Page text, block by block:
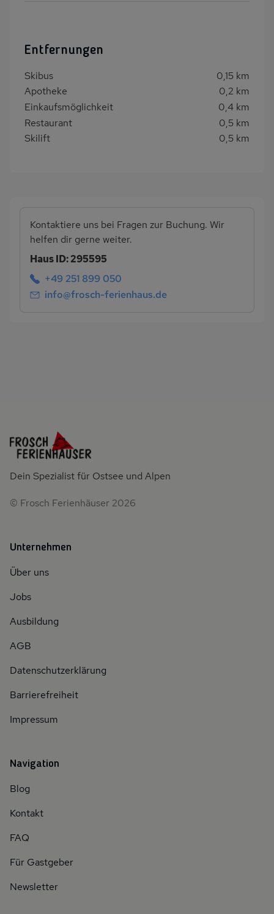
Entfernungen
Skibus
0,15 km
Apotheke
0,2 km
Einkaufsmöglichkeit
0,4 km
Restaurant
0,5 km
Skilift
0,5 km
Kontaktiere uns bei Fragen zur Buchung. Wir
helfen dir gerne weiter.
Haus ID: 295595
+49 251 899 050
info@frosch-ferienhaus.de
Dein Spezialist für Ostsee und Alpen
© Frosch Ferienhäuser 2026
Unternehmen
Über uns
Jobs
Ausbildung
AGB
Datenschutzerklärung
Barrierefreiheit
Impressum
Navigation
Blog
Kontakt
FAQ
Für Gastgeber
Newsletter